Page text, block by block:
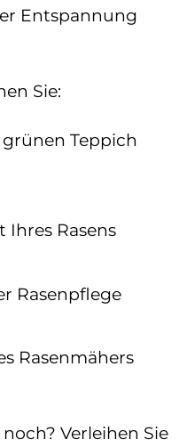
Entspannung
Sie:
Teppich
Rasens
Rasenpflege
Rasenmähers
Verleihen Sie